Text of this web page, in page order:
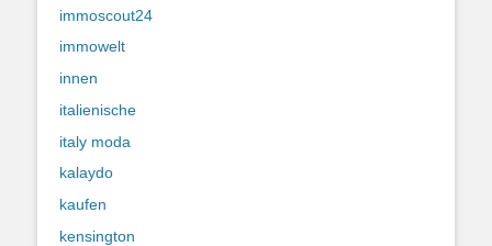
immoscout24
immowelt
innen
italienische
italy moda
kalaydo
kaufen
kensington